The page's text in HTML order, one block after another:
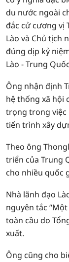
du nước ngoài
đắc cử cương vị
Lào và Chủ tịch
đúng dịp kỷ
Lào - Trung
Ông nhận định
hệ thống xã hội
trọng trong việc
tiến trình xây
Theo ông
triển của Trung
cho nhiều quốc
Nhà lãnh đạo
nguyên tắc
toàn cầu do
xuất.
Ông cũng cho